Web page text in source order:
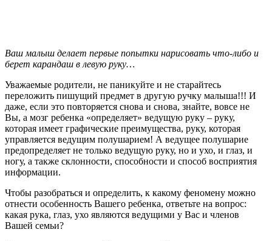
Ваш малыш делает первые попытки нарисовать что-либо и
берет карандаш в левую руку…
Уважаемые родители, не паникуйте и не старайтесь
переложить пишущий предмет в другую ручку малыша!!! И
даже, если это повторяется снова и снова, знайте, вовсе не
Вы, а мозг ребенка «определяет» ведущую руку – руку,
которая имеет графические преимущества, руку, которая
управляется ведущим полушарием! А ведущее полушарие
предопределяет не только ведущую руку, но и ухо, и глаз, и
ногу, а также склонности, способности и способ восприятия
информации.
Чтобы разобраться и определить, к какому феномену можно
отнести особенность Вашего ребенка, ответьте на вопрос:
какая рука, глаз, ухо являются ведущими у Вас и членов
Вашей семьи?